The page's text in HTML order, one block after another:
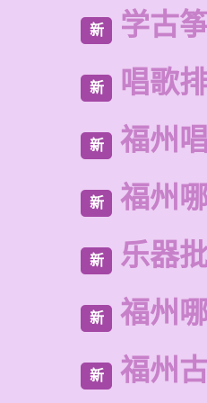
新 学古
新 唱歌
新 福州
新 福州
新 乐器
新 福州
新 福州